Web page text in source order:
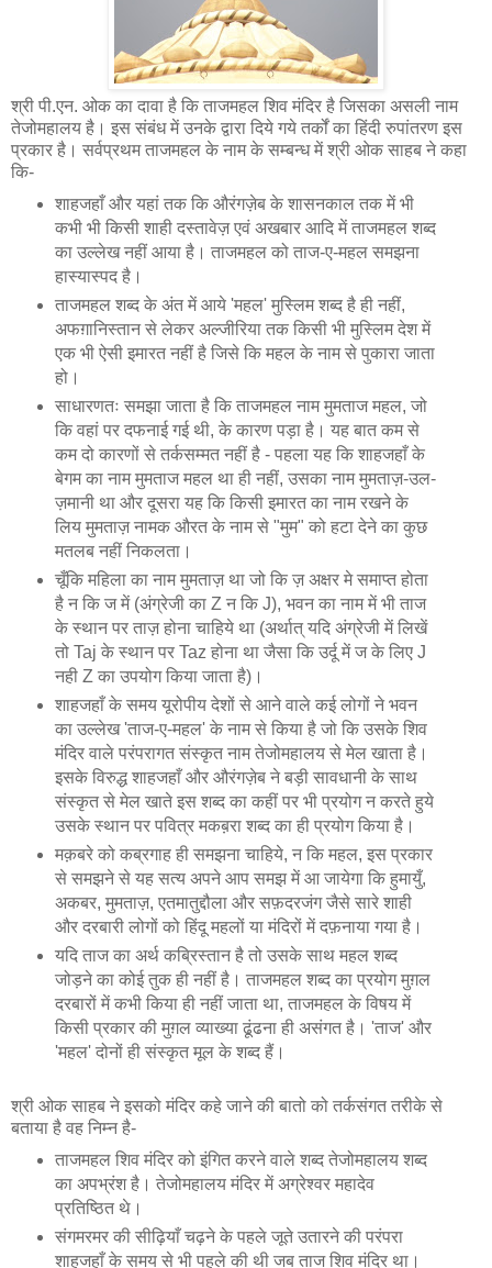
श्री पी.एन. ओक का दावा है कि ताजमहल शिव मंदिर है जिसका असली नाम
तेजोमहालय है। इस संबंध में उनके द्वारा दिये गये तर्कों का हिंदी रुपांतरण इस
प्रकार है। सर्वप्रथम ताजमहल के नाम के सम्बन्ध में श्री ओक साहब ने कहा
कि-
शाहजहाँ और यहां तक कि औरंगज़ेब के शासनकाल तक में भी
कभी भी किसी शाही दस्तावेज़ एवं अखबार आदि में ताजमहल शब्द
का उल्लेख नहीं आया है। ताजमहल को ताज-ए-महल समझना
हास्यास्पद है।
ताजमहल शब्द के अंत में आये 'महल' मुस्लिम शब्द है ही नहीं,
अफग़ानिस्तान से लेकर अल्जीरिया तक किसी भी मुस्लिम देश में
एक भी ऐसी इमारत नहीं है जिसे कि महल के नाम से पुकारा जाता
हो।
साधारणतः समझा जाता है कि ताजमहल नाम मुमताज महल, जो
कि वहां पर दफनाई गई थी, के कारण पड़ा है। यह बात कम से
कम दो कारणों से तर्कसम्मत नहीं है - पहला यह कि शाहजहाँ के
बेगम का नाम मुमताज महल था ही नहीं, उसका नाम मुमताज़-उल-
ज़मानी था और दूसरा यह कि किसी इमारत का नाम रखने के
लिय मुमताज़ नामक औरत के नाम से "मुम" को हटा देने का कुछ
मतलब नहीं निकलता।
चूँकि महिला का नाम मुमताज़ था जो कि ज़ अक्षर मे समाप्त होता
है न कि ज में (अंग्रेजी का Z न कि J), भवन का नाम में भी ताज
के स्थान पर ताज़ होना चाहिये था (अर्थात् यदि अंग्रेजी में लिखें
तो Taj के स्थान पर Taz होना था जैसा कि उर्दू में ज के लिए J
नही Z का उपयोग किया जाता है)।
शाहजहाँ के समय यूरोपीय देशों से आने वाले कई लोगों ने भवन
का उल्लेख 'ताज-ए-महल' के नाम से किया है जो कि उसके शिव
मंदिर वाले परंपरागत संस्कृत नाम तेजोमहालय से मेल खाता है।
इसके विरुद्ध शाहजहाँ और औरंगज़ेब ने बड़ी सावधानी के साथ
संस्कृत से मेल खाते इस शब्द का कहीं पर भी प्रयोग न करते हुये
उसके स्थान पर पवित्र मकब़रा शब्द का ही प्रयोग किया है।
मक़बरे को कब्रगाह ही समझना चाहिये, न कि महल, इस प्रकार
से समझने से यह सत्य अपने आप समझ में आ जायेगा कि हुमायुँ,
अकबर, मुमताज़, एतमातुद्दौला और सफ़दरजंग जैसे सारे शाही
और दरबारी लोगों को हिंदू महलों या मंदिरों में दफ़नाया गया है।
यदि ताज का अर्थ कब्रिस्तान है तो उसके साथ महल शब्द
जोड़ने का कोई तुक ही नहीं है। ताजमहल शब्द का प्रयोग मुग़ल
दरबारों में कभी किया ही नहीं जाता था, ताजमहल के विषय में
किसी प्रकार की मुग़ल व्याख्या ढूंढना ही असंगत है। 'ताज' और
'महल' दोनों ही संस्कृत मूल के शब्द हैं।
श्री ओक साहब ने इसको मंदिर कहे जाने की बातो को तर्कसंगत तरीके से
बताया है वह निम्न है-
ताजमहल शिव मंदिर को इंगित करने वाले शब्द तेजोमहालय शब्द
का अपभ्रंश है। तेजोमहालय मंदिर में अग्रेश्वर महादेव
प्रतिष्ठित थे।
संगमरमर की सीढ़ियाँ चढ़ने के पहले जूते उतारने की परंपरा
शाहजहाँ के समय से भी पहले की थी जब ताज शिव मंदिर था।